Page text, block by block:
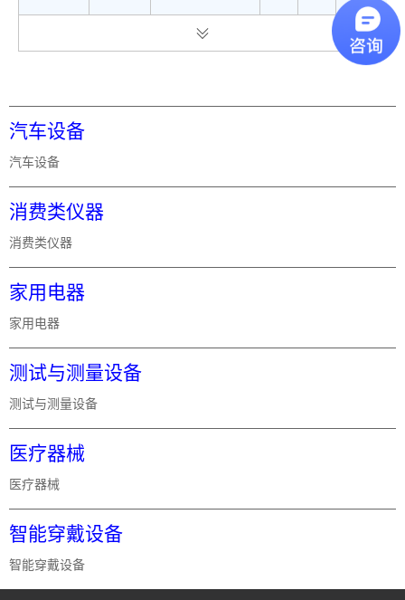
汽车设备
汽车设备
消费类仪器
消费类仪器
家用电器
家用电器
测试与测量设备
测试与测量设备
医疗器械
医疗器械
智能穿戴设备
智能穿戴设备